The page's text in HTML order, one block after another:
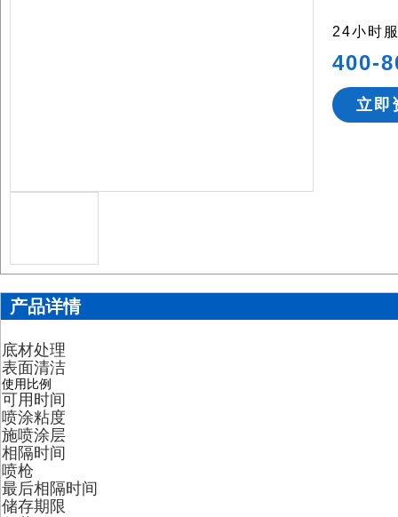
24小时
400-
立即
产品详情
底材处理
表面清洁
使用比例
可用时间
喷涂粘度
施喷涂层
相隔时间
喷枪
最后相隔时间
储存期限